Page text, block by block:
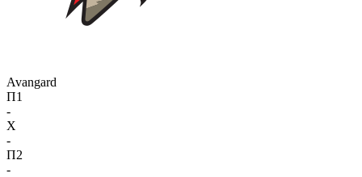
Avangard
П1
-
X
-
П2
-